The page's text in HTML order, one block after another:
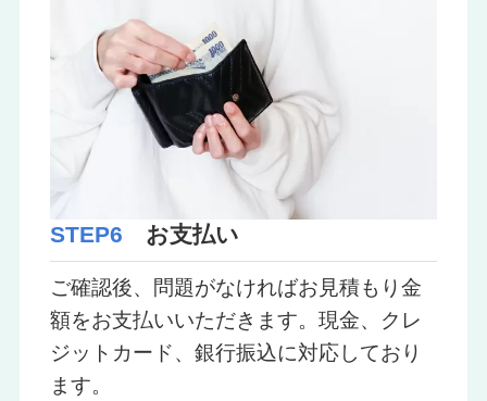
STEP6 お支払い
ご確認後、問題がなければお見積もり金
額をお支払いいただきます。現金、クレ
ジットカード、銀行振込に対応しており
ます。